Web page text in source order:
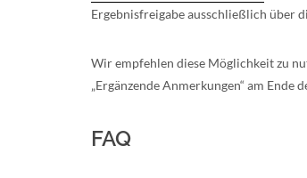
Ergebnisfreigabe ausschließlich über
Wir empfehlen diese Möglichkeit zu
„Ergänzende Anmerkungen“ am
FAQ